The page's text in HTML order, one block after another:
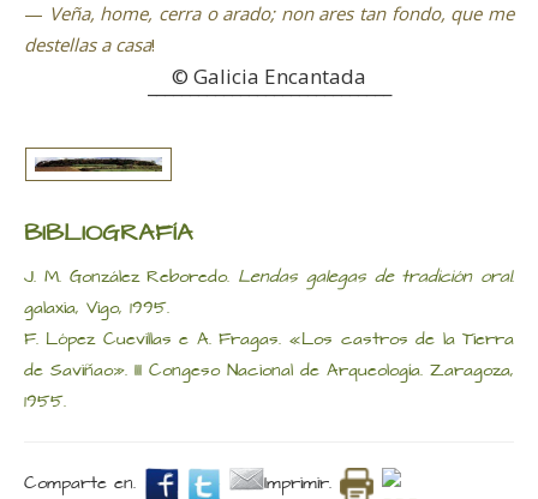
— Veña, home, cerra o arado; non ares tan fondo, que me
destellas a casa!
© Galicia Encantada
_____________________________
BIBLIOGRAFÍA
J. M. González Reboredo. Lendas galegas de tradición oral.
galaxia, Vigo, 1995.
F. López Cuevillas e A. Fragas. «Los castros de la Tierra
de Saviñao». III Congeso Nacional de Arqueología. Zaragoza,
1955.
Comparte en. Imprimir.